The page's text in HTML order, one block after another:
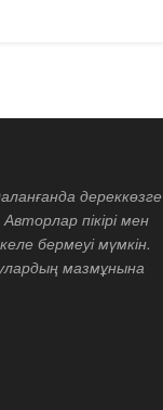
дереккөзге
пікірі мен
бермеуі мүмкін.
мазмұнына